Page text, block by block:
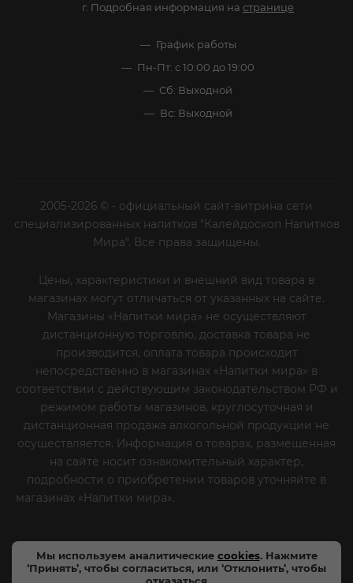
Мы используем аналитические cookies. Нажмите
‘Принять’, чтобы согласиться, или ‘Отклонить’, чтобы
г. Подробная информация на странице
График работы
Пн-Пт: с 10:00 до 19:00
Сб: Выходной
Вс: Выходной
2005-2026 © - официальный сайт-витрина сети
специализированных напитков "Калейдоскоп Напитков
Мира". Все права защищены.
Цены, характеристики и внешний вид товара в
магазинах могут отличаться от указанных на сайте.
Магазины «Напитки мира» не осуществляют
дистанционную торговлю, доставка товара не
производится, оплата товара происходит
непосредственно в магазинах «Напитки мира» в
соответствии с действующим законодательством РФ и
режимом работы магазинов, круглосуточная и
дистанционная продажа алкогольной продукции не
осуществляется. Информация о товарах, размещенная
на сайте носит ознакомительный характер,
подробности о приобретении товаров уточняйте в
магазинах «Напитки мира».